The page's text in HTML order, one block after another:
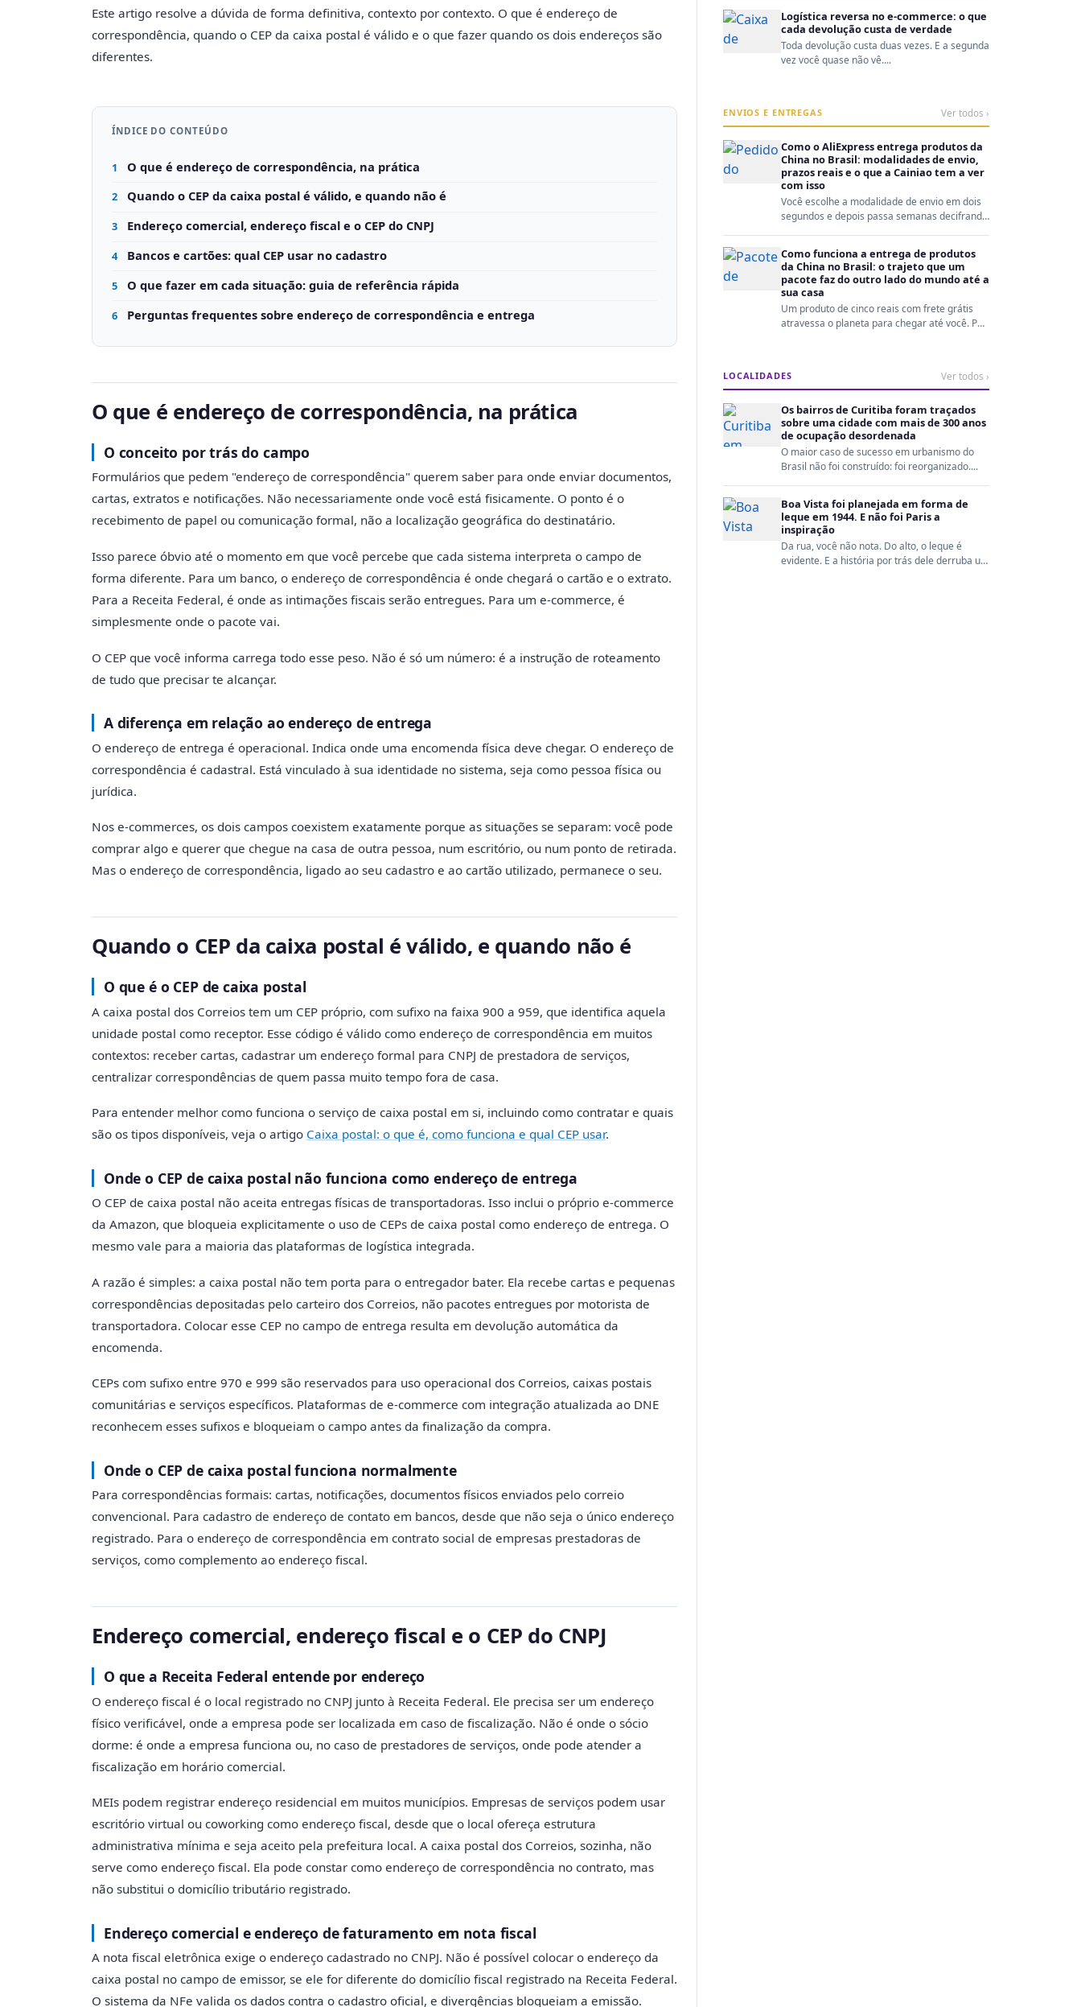
Este artigo resolve a dúvida de forma definitiva, contexto por contexto. O que é endereço de
correspondência, quando o CEP da caixa postal é válido e o que fazer quando os dois endereços são
diferentes.
ÍNDICE DO CONTEÚDO
1 O que é endereço de correspondência, na prática
2 Quando o CEP da caixa postal é válido, e quando não é
3 Endereço comercial, endereço fiscal e o CEP do CNPJ
4 Bancos e cartões: qual CEP usar no cadastro
5 O que fazer em cada situação: guia de referência rápida
6 Perguntas frequentes sobre endereço de correspondência e entrega
O que é endereço de correspondência, na prática
O conceito por trás do campo
Formulários que pedem "endereço de correspondência" querem saber para onde enviar documentos,
cartas, extratos e notificações. Não necessariamente onde você está fisicamente. O ponto é o
recebimento de papel ou comunicação formal, não a localização geográfica do destinatário.
Isso parece óbvio até o momento em que você percebe que cada sistema interpreta o campo de
forma diferente. Para um banco, o endereço de correspondência é onde chegará o cartão e o extrato.
Para a Receita Federal, é onde as intimações fiscais serão entregues. Para um e-commerce, é
simplesmente onde o pacote vai.
O CEP que você informa carrega todo esse peso. Não é só um número: é a instrução de roteamento
de tudo que precisar te alcançar.
A diferença em relação ao endereço de entrega
O endereço de entrega é operacional. Indica onde uma encomenda física deve chegar. O endereço de
correspondência é cadastral. Está vinculado à sua identidade no sistema, seja como pessoa física ou
jurídica.
Nos e-commerces, os dois campos coexistem exatamente porque as situações se separam: você pode
comprar algo e querer que chegue na casa de outra pessoa, num escritório, ou num ponto de retirada.
Mas o endereço de correspondência, ligado ao seu cadastro e ao cartão utilizado, permanece o seu.
Quando o CEP da caixa postal é válido, e quando não é
O que é o CEP de caixa postal
A caixa postal dos Correios tem um CEP próprio, com sufixo na faixa 900 a 959, que identifica aquela
unidade postal como receptor. Esse código é válido como endereço de correspondência em muitos
contextos: receber cartas, cadastrar um endereço formal para CNPJ de prestadora de serviços,
centralizar correspondências de quem passa muito tempo fora de casa.
Para entender melhor como funciona o serviço de caixa postal em si, incluindo como contratar e quais
são os tipos disponíveis, veja o artigo Caixa postal: o que é, como funciona e qual CEP usar.
Onde o CEP de caixa postal não funciona como endereço de entrega
O CEP de caixa postal não aceita entregas físicas de transportadoras. Isso inclui o próprio e-commerce
da Amazon, que bloqueia explicitamente o uso de CEPs de caixa postal como endereço de entrega. O
mesmo vale para a maioria das plataformas de logística integrada.
A razão é simples: a caixa postal não tem porta para o entregador bater. Ela recebe cartas e pequenas
correspondências depositadas pelo carteiro dos Correios, não pacotes entregues por motorista de
transportadora. Colocar esse CEP no campo de entrega resulta em devolução automática da
encomenda.
CEPs com sufixo entre 970 e 999 são reservados para uso operacional dos Correios, caixas postais
comunitárias e serviços específicos. Plataformas de e-commerce com integração atualizada ao DNE
reconhecem esses sufixos e bloqueiam o campo antes da finalização da compra.
Onde o CEP de caixa postal funciona normalmente
Para correspondências formais: cartas, notificações, documentos físicos enviados pelo correio
convencional. Para cadastro de endereço de contato em bancos, desde que não seja o único endereço
registrado. Para o endereço de correspondência em contrato social de empresas prestadoras de
serviços, como complemento ao endereço fiscal.
Endereço comercial, endereço fiscal e o CEP do CNPJ
O que a Receita Federal entende por endereço
O endereço fiscal é o local registrado no CNPJ junto à Receita Federal. Ele precisa ser um endereço
físico verificável, onde a empresa pode ser localizada em caso de fiscalização. Não é onde o sócio
dorme: é onde a empresa funciona ou, no caso de prestadores de serviços, onde pode atender a
fiscalização em horário comercial.
MEIs podem registrar endereço residencial em muitos municípios. Empresas de serviços podem usar
escritório virtual ou coworking como endereço fiscal, desde que o local ofereça estrutura
administrativa mínima e seja aceito pela prefeitura local. A caixa postal dos Correios, sozinha, não
serve como endereço fiscal. Ela pode constar como endereço de correspondência no contrato, mas
não substitui o domicílio tributário registrado.
Endereço comercial e endereço de faturamento em nota fiscal
A nota fiscal eletrônica exige o endereço cadastrado no CNPJ. Não é possível colocar o endereço da
caixa postal no campo de emissor, se ele for diferente do domicílio fiscal registrado na Receita Federal.
O sistema da NFe valida os dados contra o cadastro oficial, e divergências bloqueiam a emissão.
Logística reversa no e-commerce: o que
cada devolução custa de verdade
Toda devolução custa duas vezes. E a segunda
vez você quase não vê....
ENVIOS E ENTREGAS Ver todos ›
Como o AliExpress entrega produtos da
China no Brasil: modalidades de envio,
prazos reais e o que a Cainiao tem a ver
com isso
Você escolhe a modalidade de envio em dois
segundos e depois passa semanas decifrando
Como funciona a entrega de produtos
da China no Brasil: o trajeto que um
pacote faz do outro lado do mundo até a
sua casa
Um produto de cinco reais com frete grátis
atravessa o planeta para chegar até você. Por
LOCALIDADES Ver todos ›
Os bairros de Curitiba foram traçados
sobre uma cidade com mais de 300 anos
de ocupação desordenada
O maior caso de sucesso em urbanismo do
Brasil não foi construído: foi reorganizado....
Boa Vista foi planejada em forma de
leque em 1944. E não foi Paris a
inspiração
Da rua, você não nota. Do alto, o leque é
evidente. E a história por trás dele derruba um